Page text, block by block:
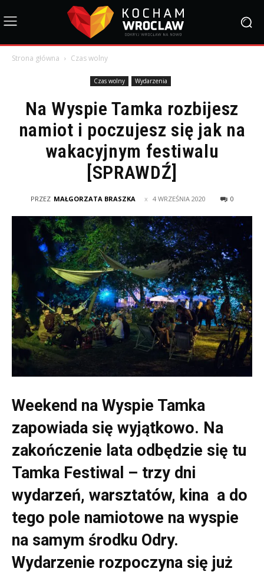
Strona główna Czas wolny
Czas wolny Wydarzenia
Na Wyspie Tamka rozbijesz
namiot i poczujesz się jak na
wakacyjnym festiwalu
[SPRAWDŹ]
PRZEZ MAŁGORZATA BRASZKA 4 WRZEŚNIA 2020 0
Weekend na Wyspie Tamka
zapowiada się wyjątkowo. Na
zakończenie lata odbędzie się tu
Tamka Festiwal – trzy dni
wydarzeń, warsztatów, kina a do
tego pole namiotowe na wyspie
na samym środku Odry.
Wydarzenie rozpoczyna się już